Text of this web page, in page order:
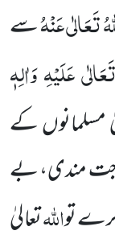
تَعَالٰی عَنْہُسے
عَلَیْہِ وَاٰلِہٖ
مسلمانوں کے
مندی، بے
تواللہتعالیٰ